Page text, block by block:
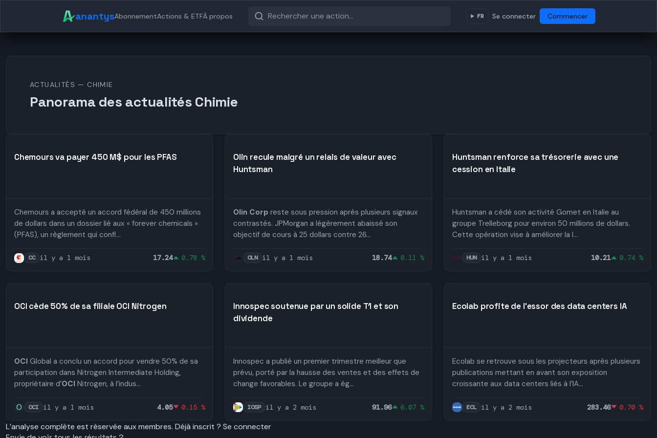
anantysAbonnementActions & ETFÀ propos FR Se connecter Commencer
ACTUALITÉS — CHIMIE
Panorama des actualités Chimie
Chemours va payer 450 M$ pour les PFAS
Chemours a accepté un accord fédéral de 450 millions
de dollars dans un dossier lié aux « forever chemicals »
(PFAS), un règlement qui confi...
CC il y a 1 mois 17.24 0.78 %
Olin recule malgré un relais de valeur avec
Huntsman
Olin Corp reste sous pression après plusieurs signaux
contrastés. JPMorgan a légèrement abaissé son
objectif de cours à 25 dollars contre 26...
OLN il y a 1 mois 18.74 0.11 %
Huntsman renforce sa trésorerie avec une
cession en Italie
Huntsman a cédé son activité Gomet en Italie au
groupe Trelleborg pour environ 50 millions de dollars.
Cette opération vise à améliorer la l...
HUN il y a 1 mois 10.21 0.74 %
OCI cède 50% de sa filiale OCI Nitrogen
OCI Global a conclu un accord pour vendre 50% de sa
participation dans Nitrogen Intermediate Holding,
propriétaire d’OCI Nitrogen, à l’indus...
OCI il y a 1 mois 4.05 0.15 %
Innospec soutenue par un solide T1 et son
dividende
Innospec a publié un premier trimestre meilleur que
prévu, porté par la hausse des ventes et des effets de
change favorables. Le groupe a ég...
IOSP il y a 2 mois 91.96 6.07 %
Ecolab profite de l'essor des data centers IA
Ecolab se retrouve sous les projecteurs après plusieurs
publications mettant en avant son exposition
croissante aux data centers liés à l’IA...
ECL il y a 2 mois 283.46 0.70 %
L’analyse complète est réservée aux membres. Déjà inscrit ? Se connecter